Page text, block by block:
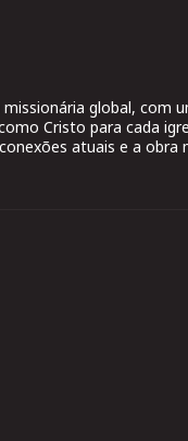
global, com
Cristo para cada
atuais e a obra